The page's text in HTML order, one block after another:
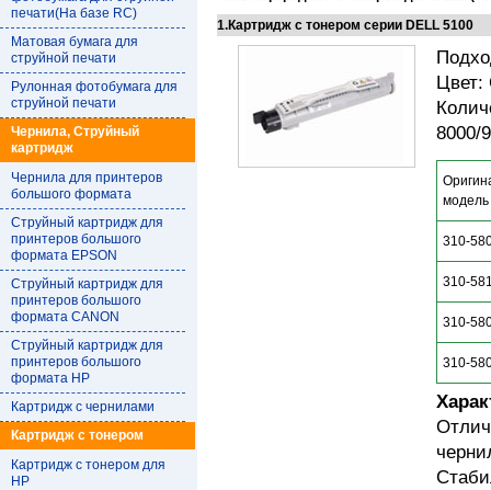
печати(На базе RC)
Матовая бумага для
струйной печати
Рулонная фотобумага для
струйной печати
Чернила, Струйный
картридж
Чернила для принтеров
большого формата
Струйный картридж для
принтеров большого
формата EPSON
Струйный картридж для
принтеров большого
формата CANON
Струйный картридж для
принтеров большого
формата HP
Картридж с чернилами
Картридж с тонером
Картридж с тонером для
HP
1.Картридж с тонером серии DELL 5100
Цвет:
8000/
модель
310-
310-
310-
310-